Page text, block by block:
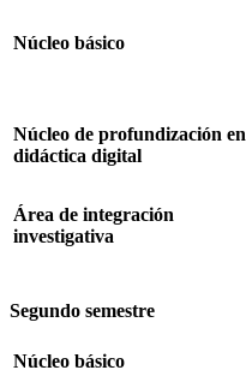
Núcleo básico
Núcleo de profundización en
didáctica digital
Área de integración
investigativa
Segundo semestre
Núcleo básico